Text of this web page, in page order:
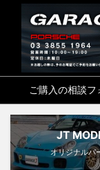
ご購入の相談フ
JT
オリジナルパ